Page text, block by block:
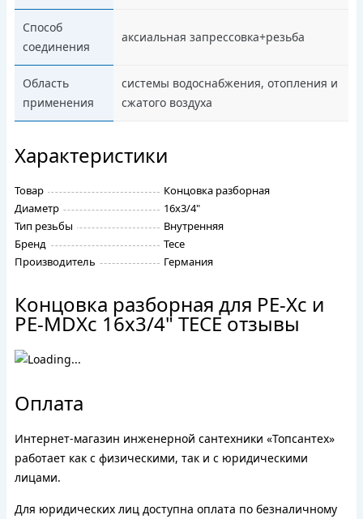
Способ
соединения
аксиальная запрессовка+резьба
Область
применения
системы водоснабжения, отопления и
сжатого воздуха
Характеристики
Товар
Концовка разборная
Диаметр
16х3/4"
Тип резьбы
Внутренняя
Бренд
Tece
Производитель
Германия
Концовка разборная для PE-Xc и
PE-MDXс 16x3/4" TECE отзывы
Оплата
Интернет-магазин инженерной сантехники «Топсантех»
работает как с физическими, так и с юридическими
лицами.
Для юридических лиц доступна оплата по безналичному